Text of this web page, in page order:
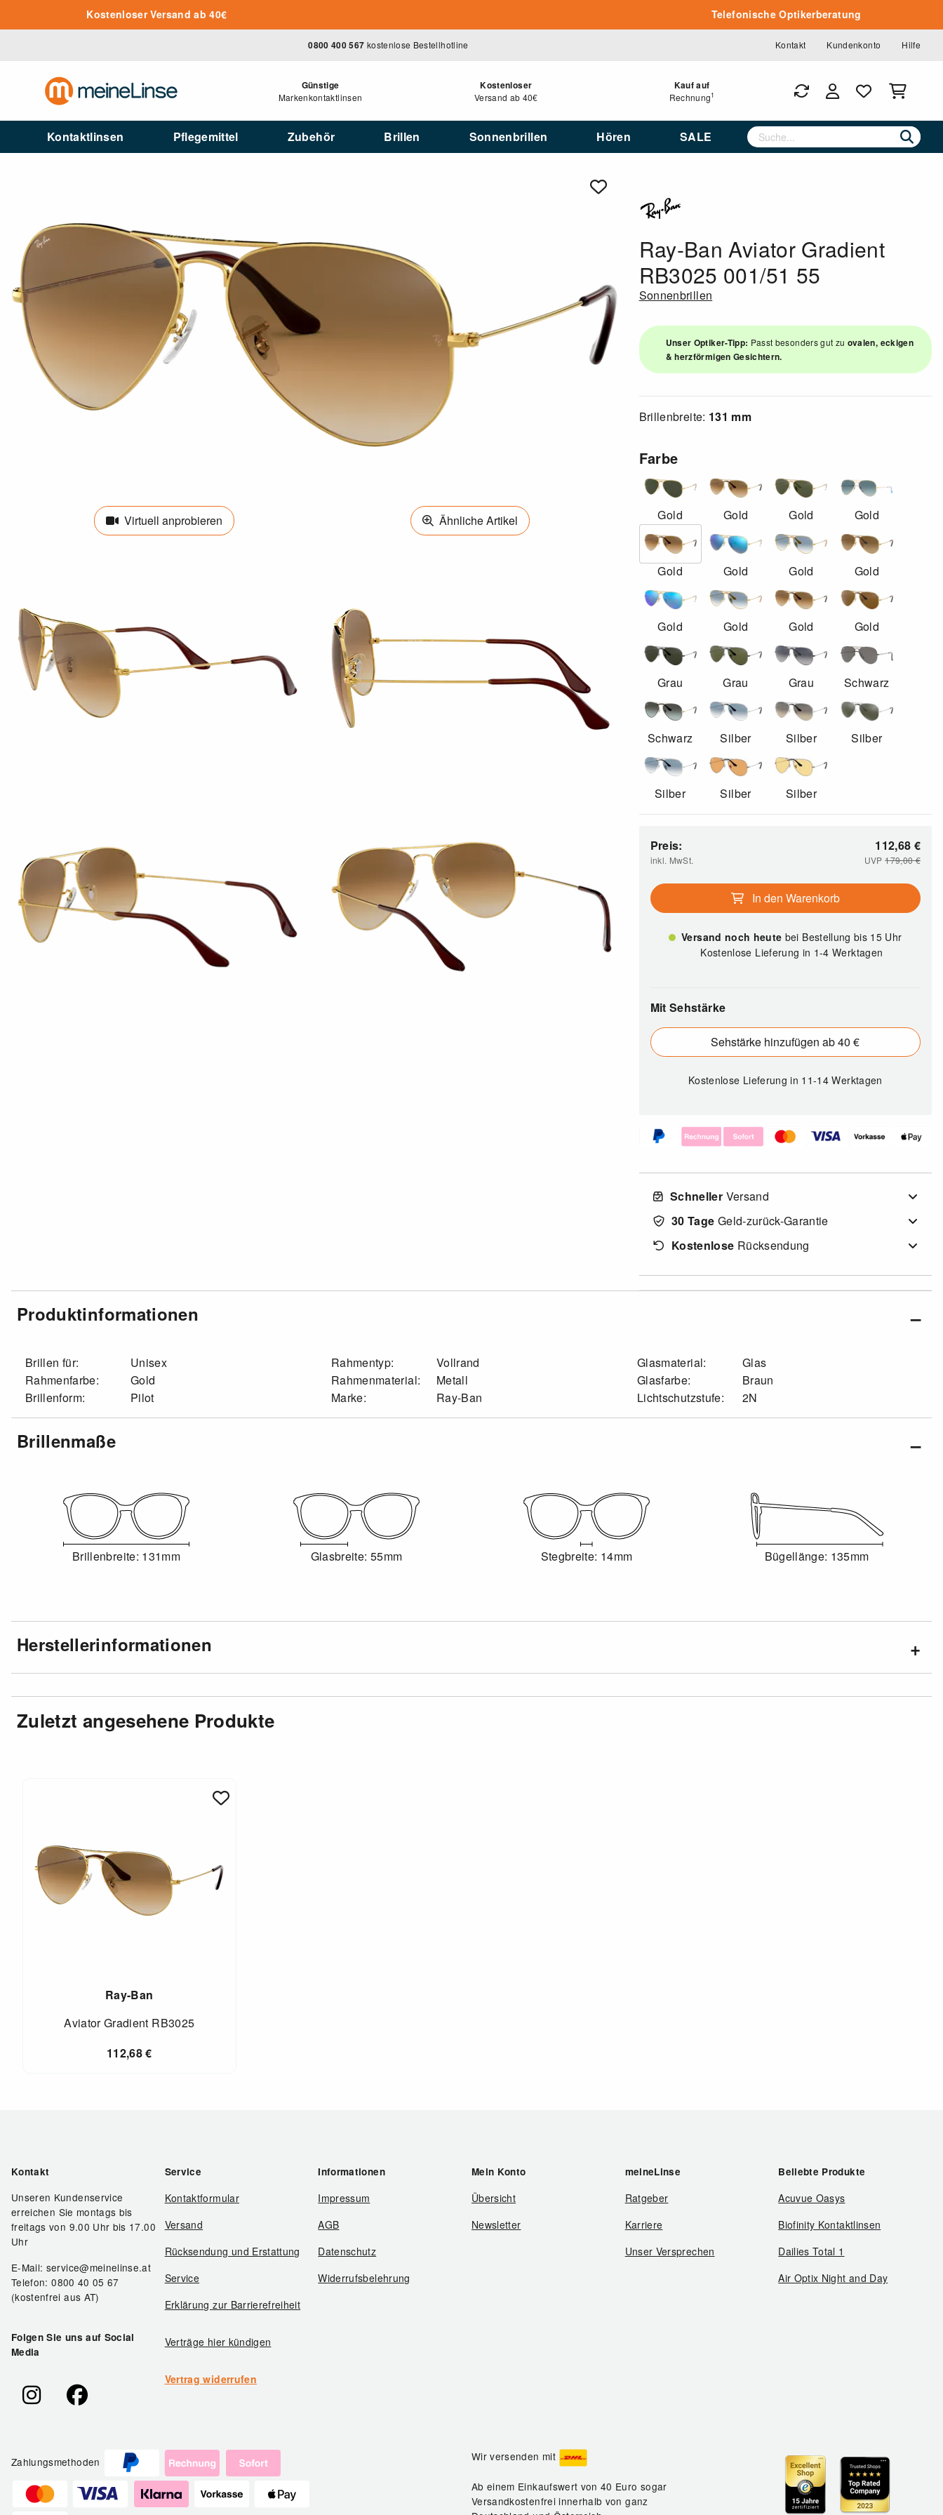
Zum Hauptinhalt springenKostenloser Versand ab 40€ Telefonische Optikerberatung
0800 400 567 kostenlose Bestellhotline Kontakt Kundenkonto Hilfe
Günstige
Markenkontaktlinsen
Kostenloser
Versand ab 40€
Kauf auf
Rechnung1
Kontaktlinsen Pflegemittel Zubehör Brillen Sonnenbrillen Hören SALE
Virtuell anprobieren Ähnliche Artikel
Ray-Ban Aviator Gradient
RB3025 001/51 55
Sonnenbrillen
Unser Optiker-Tipp: Passt besonders gut zu ovalen, eckigen
& herzförmigen Gesichtern.
Brillenbreite: 131 mm
Farbe
Gold Gold Gold Gold
Gold Gold Gold Gold
Gold Gold Gold Gold
Grau Grau Grau Schwarz
Schwarz Silber Silber Silber
Silber Silber Silber
Preis:
inkl. MwSt.
112,68 €
UVP179,00€
In den Warenkorb
Versand noch heute bei Bestellung bis 15 Uhr
Kostenlose Lieferung in 1-4 Werktagen
Mit Sehstärke
Sehstärke hinzufügen ab 40 €
Kostenlose Lieferungin 11-14 Werktagen
Schneller Versand
30 Tage Geld-zurück-Garantie
Kostenlose Rücksendung
Produktinformationen
Brillen für:
Unisex
Rahmenfarbe:
Gold
Brillenform:
Pilot
Rahmentyp:
Vollrand
Rahmenmaterial:
Metall
Marke:
Ray-Ban
Glasmaterial:
Glas
Glasfarbe:
Braun
Lichtschutzstufe:
2N
Brillenmaße
Brillenbreite: 131mm Glasbreite: 55mm Stegbreite: 14mm Bügellänge: 135mm
Herstellerinformationen
Zuletzt angesehene Produkte
Ray-Ban
Aviator Gradient RB3025
112,68€
Kontakt
Unseren Kundenservice
erreichen Sie montags bis
freitags von 9.00 Uhr bis 17.00
Uhr
E-Mail: service@meinelinse.at
Telefon: 0800 40 05 67
(kostenfrei aus AT)
Folgen Sie uns auf Social
Media
Service
Kontaktformular
Versand
Rücksendung und Erstattung
Service
Erklärung zur Barrierefreiheit
Verträge hier kündigen
Vertrag widerrufen
Informationen
Impressum
AGB
Datenschutz
Widerrufsbelehrung
Mein Konto
Übersicht
Newsletter
meineLinse
Ratgeber
Karriere
Unser Versprechen
Beliebte Produkte
Acuvue Oasys
Biofinity Kontaktlinsen
Dailies Total 1
Air Optix Night and Day
Zahlungsmethoden Wir versenden mit
Ab einem Einkaufswert von 40 Euro sogar
Versandkostenfrei innerhalb von ganz